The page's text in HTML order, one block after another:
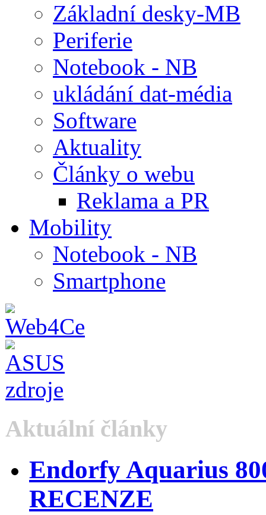
Základní desky-MB
Periferie
Notebook - NB
ukládání dat-média
Software
Aktuality
Články o webu
Reklama a PR
Mobility
Notebook - NB
Smartphone
Aktuální články
Endorfy Aquarius
RECENZE